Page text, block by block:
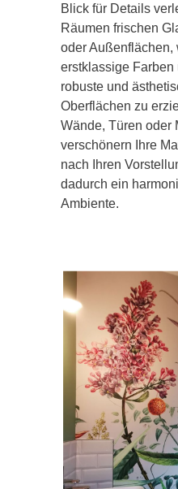
Blick für Details
Räumen frischen
oder Außenflächen,
erstklassige Farben
robuste und
Oberflächen zu
Wände, Türen oder
verschönern Ihre
nach Ihren
dadurch ein
Ambiente.